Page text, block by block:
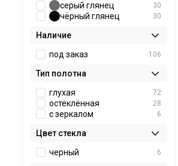
серый глянец 30
чёрный глянец 30
Наличие
под заказ
106
Тип полотна
глухая
72
остеклённая 28
с зеркалом 6
Цвет стекла
черный
6